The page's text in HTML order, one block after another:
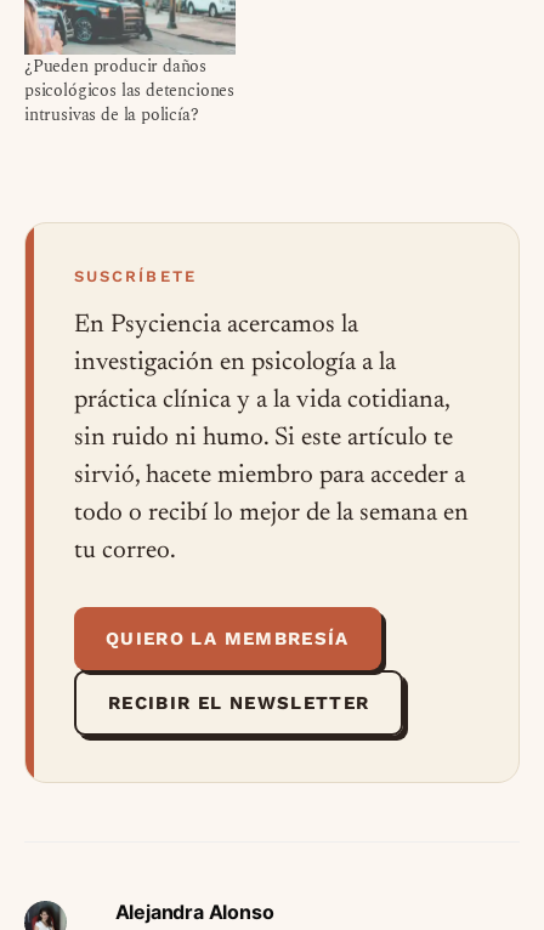
¿Pueden producir daños
psicológicos las detenciones
intrusivas de la policía?
SUSCRÍBETE
En Psyciencia acercamos la
investigación en psicología a la
práctica clínica y a la vida cotidiana,
sin ruido ni humo. Si este artículo te
sirvió, hacete miembro para acceder a
todo o recibí lo mejor de la semana en
tu correo.
QUIERO LA MEMBRESÍA
RECIBIR EL NEWSLETTER
Alejandra Alonso